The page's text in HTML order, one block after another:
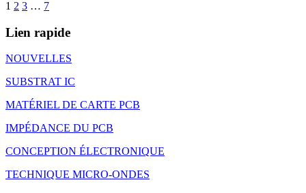
1 2 3 … 7
Lien rapide
NOUVELLES
SUBSTRAT IC
MATÉRIEL DE CARTE PCB
IMPÉDANCE DU PCB
CONCEPTION ÉLECTRONIQUE
TECHNIQUE MICRO-ONDES